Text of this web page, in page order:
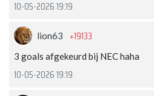
10-05-2026 19:19
lion63 +19133
3 goals afgekeurd bij NEC haha
10-05-2026 19:19